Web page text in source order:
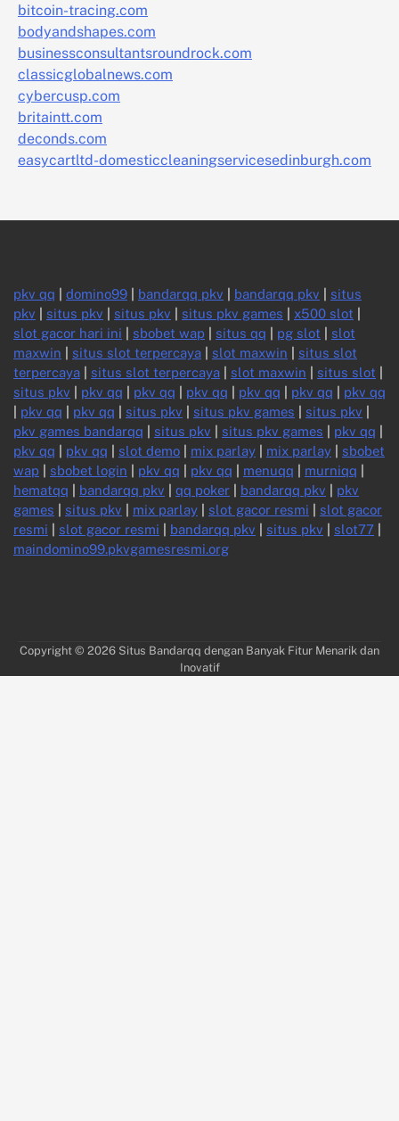
bitcoin-tracing.com
bodyandshapes.com
businessconsultantsroundrock.com
classicglobalnews.com
cybercusp.com
britaintt.com
deconds.com
easycartltd-domesticcleaningservicesedinburgh.com
pkv qq domino99 bandarqq pkv bandarqq pkv
situs
pkv
situs pkv situs pkv situs pkv games x500 slot
slot gacor hari ini
sbobet wap situs qq pg slot
slot
maxwin
situs slot terpercaya slot maxwin
situs slot
terpercaya
situs slot terpercaya slot maxwin situs slot
situs pkv
pkv qq pkv qq pkv qq pkv qq pkv qq
pkv qq
pkv qq pkv qq situs pkv situs pkv games situs pkv
pkv games bandarqq
situs pkv situs pkv games pkv qq
pkv qq
pkv qq slot demo mix parlay mix parlay
sbobet
wap
sbobet login pkv qq pkv qq menuqq murniqq
hematqq
bandarqq pkv qq poker bandarqq pkv
pkv
games
situs pkv mix parlay slot gacor resmi
slot gacor
resmi
slot gacor resmi bandarqq pkv situs pkv slot77
maindomino99.pkvgamesresmi.org
Copyright © 2026 Situs Bandarqq dengan Banyak Fitur Menarik dan
Inovatif